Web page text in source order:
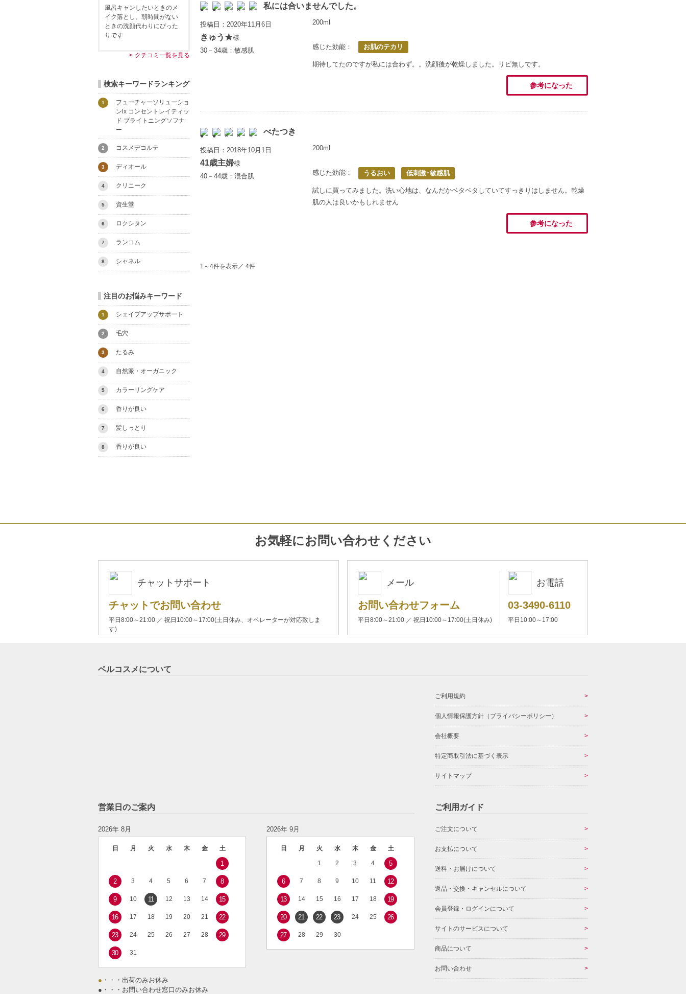
私には合いませんでした。
投稿日：2020年11月6日
きゅう★様
30－34歳：敏感肌
200ml
感じた効能： お肌のテカリ
期待してたのですが私には合わず。。洗顔後が乾燥しました。リピ無しです。
参考になった
べたつき
投稿日：2018年10月1日
41歳主婦様
40－44歳：混合肌
200ml
感じた効能： うるおい 低刺激･敏感肌
試しに買ってみました。洗い心地は、なんだかベタベタしていてすっきりはしません。乾燥
肌の人は良いかもしれません
参考になった
1～4件を表示／ 4件
風呂キャンしたいときのメ
イク落とし、朝時間がない
ときの洗顔代わりにぴった
りです
クチコミ一覧を見る
検索キーワードランキング
1
フューチャーソリューショ
ンlx コンセントレイティッ
ド ブライトニングソフナ
ー
2 コスメデコルテ
3 ディオール
4 クリニーク
5 資生堂
6 ロクシタン
7 ランコム
8 シャネル
注目のお悩みキーワード
1 シェイプアップサポート
2 毛穴
3 たるみ
4 自然派・オーガニック
5 カラーリングケア
6 香りが良い
7 髪しっとり
8 香りが良い
お気軽にお問い合わせください
チャットサポート
チャットでお問い合わせ
平日8:00～21:00 ／ 祝日10:00～17:00(土日休み、オペレーターが対応致しま
す)
メール
お問い合わせフォーム
平日8:00～21:00 ／ 祝日10:00～17:00(土日休み)
お電話
03-3490-6110
平日10:00～17:00
ベルコスメについて
ご利用規約
個人情報保護方針（プライバシーポリシー）
会社概要
特定商取引法に基づく表示
サイトマップ
営業日のご案内
2026年 8月
日 月 火 水 木 金 土
1
2 3 4 5 6 7 8
9 10 11 12 13 14 15
16 17 18 19 20 21 22
23 24 25 26 27 28 29
30 31
2026年 9月
日 月 火 水 木 金 土
1 2 3 4 5
6 7 8 9 10 11 12
13 14 15 16 17 18 19
20 21 22 23 24 25 26
27 28 29 30
● ・・・出荷のみお休み
● ・・・お問い合わせ窓口のみお休み
ご利用ガイド
ご注文について
お支払について
送料・お届けについて
返品・交換・キャンセルについて
会員登録・ログインについて
サイトのサービスについて
商品について
お問い合わせ